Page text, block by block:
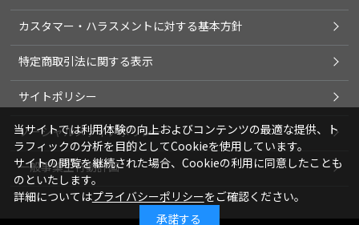
カスタマー・ハラスメントに対する基本方針
特定商取引法に関する表示
サイトポリシー
ソーシャルメディアポリシー
一般事業主行動計画
当サイトでは利用体験の向上およびコンテンツの最適な提供、ト
ラフィックの分析を目的としてCookieを使用しています。
サイトの閲覧を継続された場合、Cookieの利用に同意したことも
のといたします。
詳細についてはプライバシーポリシーをご確認ください。
承諾する